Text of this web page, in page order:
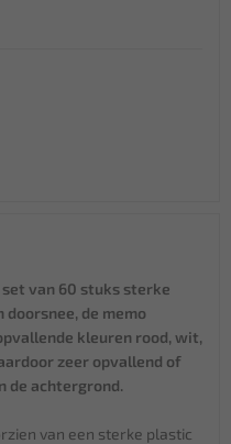
van 60 stuks sterke
de memo
kleuren rood, wit,
zeer opvallend of
de achtergrond.
van een sterke plastic